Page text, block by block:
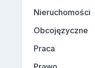
Nieruchomości
Obcojęzyczne
Praca